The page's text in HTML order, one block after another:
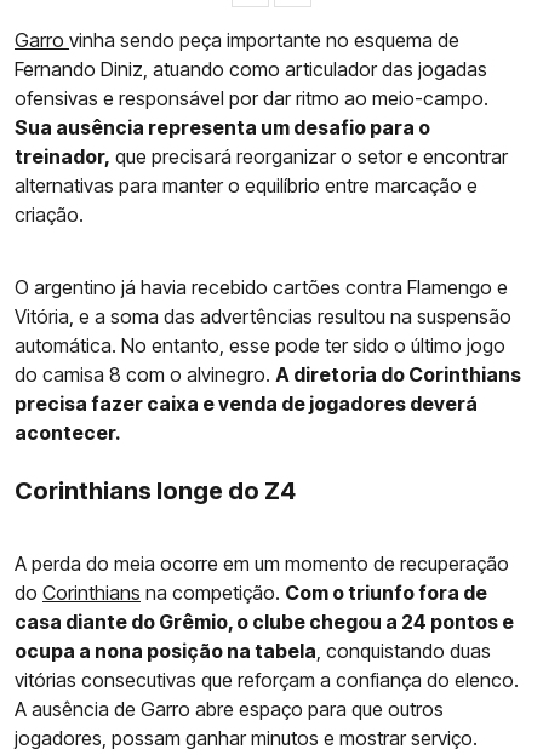
Garro vinha sendo peça importante no esquema de
Fernando Diniz, atuando como articulador das jogadas
ofensivas e responsável por dar ritmo ao meio-campo.
Sua ausência representa um desafio para o
treinador, que precisará reorganizar o setor e encontrar
alternativas para manter o equilíbrio entre marcação e
criação.
O argentino já havia recebido cartões contra Flamengo e
Vitória, e a soma das advertências resultou na suspensão
automática. No entanto, esse pode ter sido o último jogo
do camisa 8 com o alvinegro. A diretoria do Corinthians
precisa fazer caixa e venda de jogadores deverá
acontecer.
Corinthians longe do Z4
A perda do meia ocorre em um momento de recuperação
do Corinthians na competição. Com o triunfo fora de
casa diante do Grêmio, o clube chegou a 24 pontos e
ocupa a nona posição na tabela, conquistando duas
vitórias consecutivas que reforçam a confiança do elenco.
A ausência de Garro abre espaço para que outros
jogadores, possam ganhar minutos e mostrar serviço.